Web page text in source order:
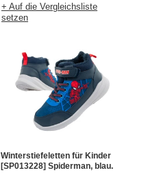
+ Auf die Vergleichsliste
setzen
Winterstiefeletten für Kinder
[SP013228] Spiderman, blau.